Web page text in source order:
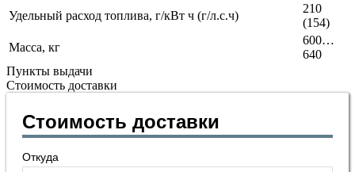
Удельный расход топлива, г/кВт ч (г/л.с.ч)
210
(154)
Масса, кг
600…
640
Пункты выдачи
Стоимость доставки
Стоимость доставки
Откуда